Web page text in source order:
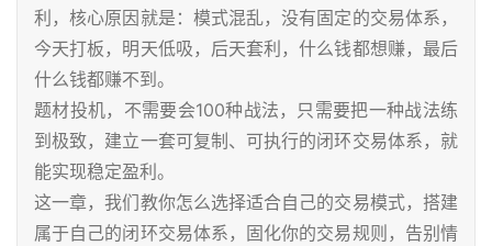
利，核心原因就是：模式混乱，没有固定的交易体系，
今天打板，明天低吸，后天套利，什么钱都想赚，最后
什么钱都赚不到。
题材投机，不需要会100种战法，只需要把一种战法练
到极致，建立一套可复制、可执行的闭环交易体系，就
能实现稳定盈利。
这一章，我们教你怎么选择适合自己的交易模式，搭建
属于自己的闭环交易体系，固化你的交易规则，告别情